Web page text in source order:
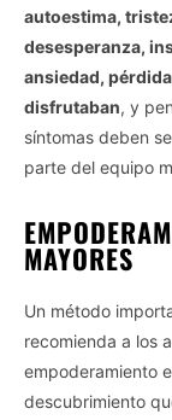
autoestima,
desesperanza,
ansiedad,
disfrutaban, y
síntomas deben
parte del equipo
MAYORES
Un método
recomienda a los
empoderamiento
descubrimiento